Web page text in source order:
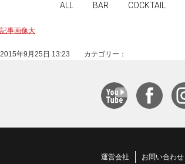
ALL BAR COCKTAIL
記事画像大
2015年9月25日 13:23 カテゴリー：
運営会社 お問い合わせ